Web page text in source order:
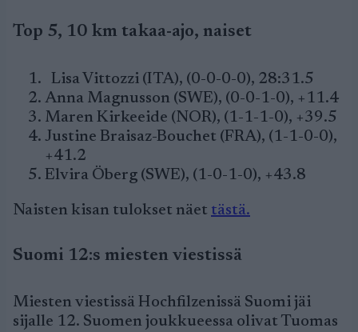
Top 5, 10 km takaa-ajo, naiset
Lisa Vittozzi (ITA), (0-0-0-0), 28:31.5
Anna Magnusson (SWE), (0-0-1-0), +11.4
Maren Kirkeeide (NOR), (1-1-1-0), +39.5
Justine Braisaz-Bouchet (FRA), (1-1-0-0),
+41.2
Elvira Öberg (SWE), (1-0-1-0), +43.8
Naisten kisan tulokset näet tästä.
Suomi 12:s miesten viestissä
Miesten viestissä Hochfilzenissä Suomi jäi
sijalle 12. Suomen joukkueessa olivat Tuomas